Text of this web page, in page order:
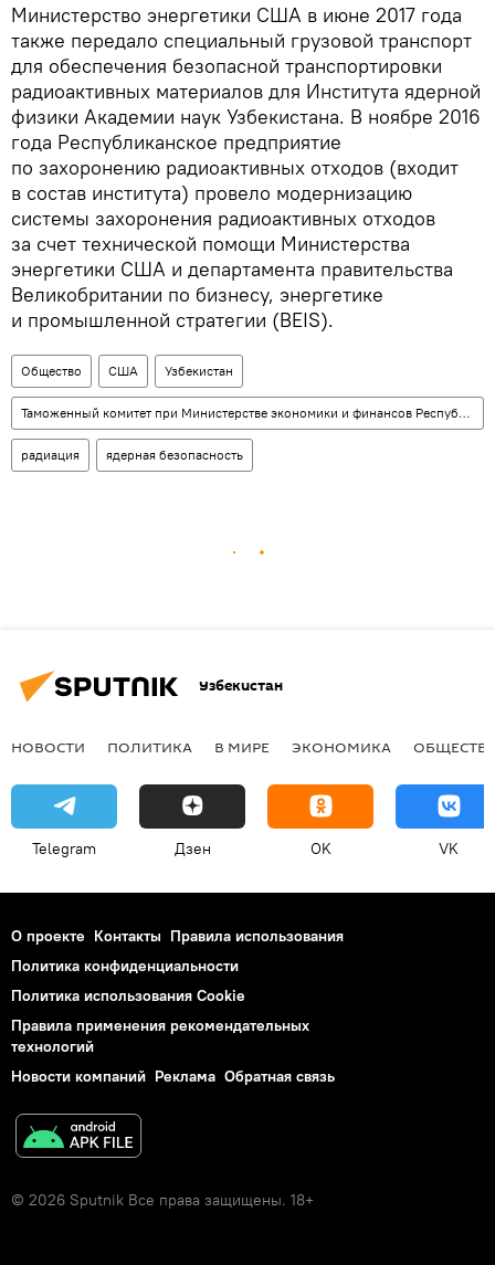
Министерство энергетики США в июне 2017 года
также передало специальный грузовой транспорт
для обеспечения безопасной транспортировки
радиоактивных материалов для Института ядерной
физики Академии наук Узбекистана. В ноябре 2016
года Республиканское предприятие
по захоронению радиоактивных отходов (входит
в состав института) провело модернизацию
системы захоронения радиоактивных отходов
за счет технической помощи Министерства
энергетики США и департамента правительства
Великобритании по бизнесу, энергетике
и промышленной стратегии (BEIS).
Общество США Узбекистан
Таможенный комитет при Министерстве экономики и финансов Республики Узбекистан
радиация ядерная безопасность
Узбекистан
НОВОСТИ ПОЛИТИКА В МИРЕ ЭКОНОМИКА
Telegram Дзен OK VK
О проекте Контакты Правила использования
Политика конфиденциальности
Политика использования Cookie
Правила применения рекомендательных
технологий
Новости компаний Реклама Обратная связь
© 2026 Sputnik Все права защищены. 18+